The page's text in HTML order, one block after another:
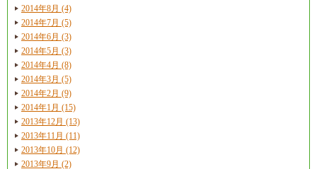
2014年8月 (4)
2014年7月 (5)
2014年6月 (3)
2014年5月 (3)
2014年4月 (8)
2014年3月 (5)
2014年2月 (9)
2014年1月 (15)
2013年12月 (13)
2013年11月 (11)
2013年10月 (12)
2013年9月 (2)